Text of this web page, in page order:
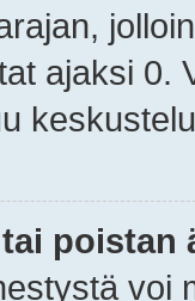
ajaksi 0.
poistan
voi